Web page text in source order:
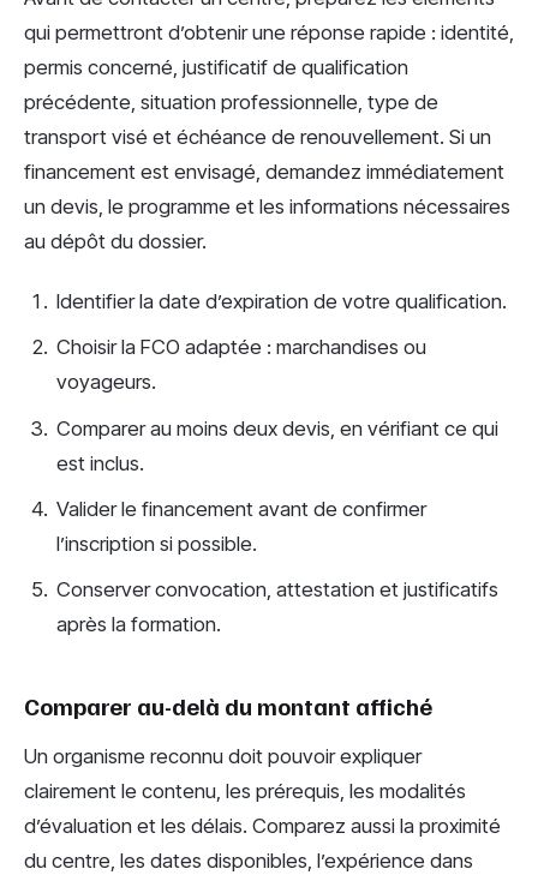
qui permettront d’obtenir une réponse rapide : identité,
permis concerné, justificatif de qualification
précédente, situation professionnelle, type de
transport visé et échéance de renouvellement. Si un
financement est envisagé, demandez immédiatement
un devis, le programme et les informations nécessaires
au dépôt du dossier.
Identifier la date d’expiration de votre qualification.
Choisir la FCO adaptée : marchandises ou
voyageurs.
Comparer au moins deux devis, en vérifiant ce qui
est inclus.
Valider le financement avant de confirmer
l’inscription si possible.
Conserver convocation, attestation et justificatifs
après la formation.
Comparer au-delà du montant affiché
Un organisme reconnu doit pouvoir expliquer
clairement le contenu, les prérequis, les modalités
d’évaluation et les délais. Comparez aussi la proximité
du centre, les dates disponibles, l’expérience dans